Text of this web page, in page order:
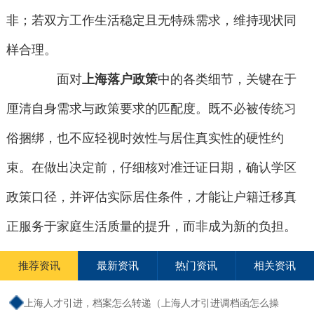
非；若双方工作生活稳定且无特殊需求，维持现状同
样合理。
面对上海落户政策中的各类细节，关键在于
厘清自身需求与政策要求的匹配度。既不必被传统习
俗捆绑，也不应轻视时效性与居住真实性的硬性约
束。在做出决定前，仔细核对准迁证日期，确认学区
政策口径，并评估实际居住条件，才能让户籍迁移真
正服务于家庭生活质量的提升，而非成为新的负担。
推荐资讯 最新资讯 热门资讯 相关资讯
上海人才引进，档案怎么转递（上海人才引进调档函怎么操